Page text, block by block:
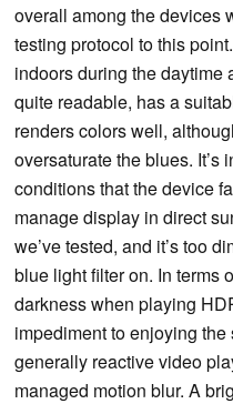
overall among the devices
testing protocol to this
indoors during the
quite readable, has a
renders colors well,
oversaturate the blues.
conditions that the device
manage display in direct
we’ve tested, and it’s too
blue light filter on. In terms
darkness when playing
impediment to enjoying
generally reactive video
managed motion blur. A